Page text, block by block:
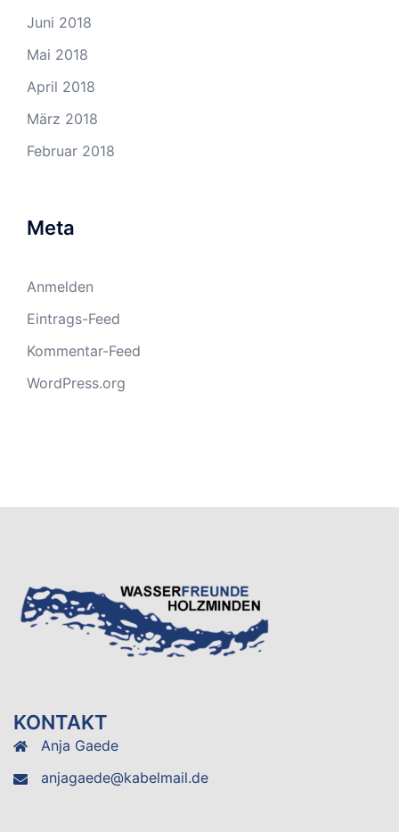
Juni 2018
Mai 2018
April 2018
März 2018
Februar 2018
Meta
Anmelden
Eintrags-Feed
Kommentar-Feed
WordPress.org
KONTAKT
Anja Gaede
anjagaede@kabelmail.de